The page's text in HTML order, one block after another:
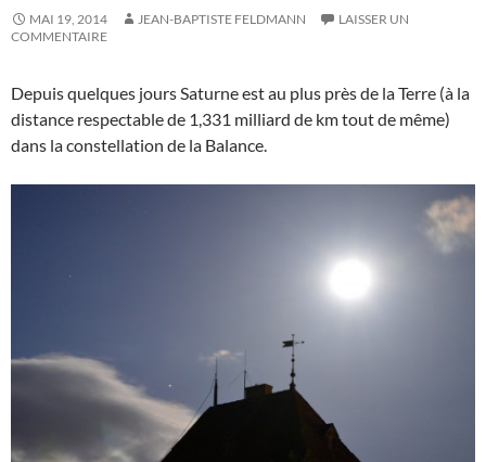
MAI 19, 2014 JEAN-BAPTISTE FELDMANN
LAISSER UN
COMMENTAIRE
Depuis quelques jours Saturne est au plus près de la Terre (à la
distance respectable de 1,331 milliard de km tout de même)
dans la constellation de la Balance.